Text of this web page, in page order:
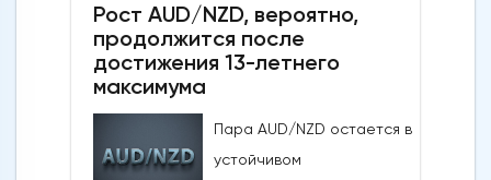
то, что, несмотря на новые военные
обмены в выходные, Вашингтон и Тегеран
по-прежнему ведут активные
дискуссии.Производственная активность в
США достигла 4-летнего максимума:
Рост AUD/NZD, вероятно,
продолжится после
достижения 13-летнего
максимума
Пара AUD/NZD остается в
устойчивом